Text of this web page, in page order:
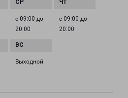
с 09:00 до
20:00
с 09:00 до
20:00
Выходной